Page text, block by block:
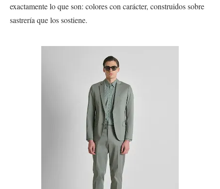
exactamente lo que son: colores con carácter, construidos sobre
sastrería que los sostiene.